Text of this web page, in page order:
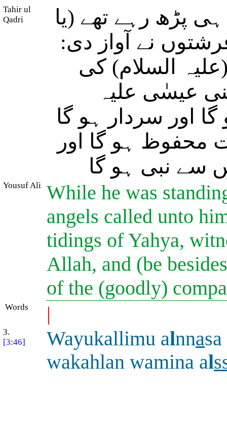
Tahir ul
Qadri
پڑھ رہے تھے (یا
نے آواز دی:
السلام) کی
عیسٰی علیہ
اور سردار ہو گا
محفوظ ہو گا اور
سے نبی ہو گا
Yousuf Ali While he was
angels called unto
tidings of Yahya,
Allah, and (be
of the (goodly)
Words |
3.
[3:46]
Wayukallimu alnna
wakahlan wamina al